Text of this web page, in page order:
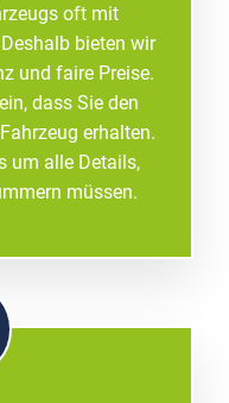
oft mit
bieten wir
und faire Preise.
dass Sie den
erhalten.
um alle Details,
müssen.